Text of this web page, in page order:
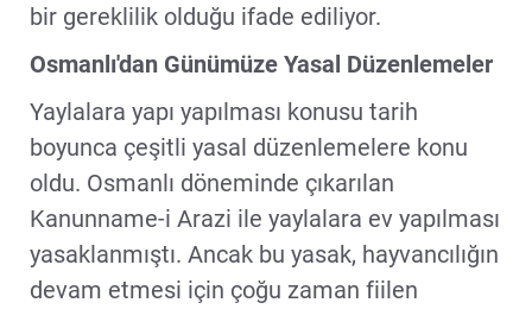
bir gereklilik olduğu ifade ediliyor.
Osmanlı'dan Günümüze Yasal Düzenlemeler
Yaylalara yapı yapılması konusu tarih
boyunca çeşitli yasal düzenlemelere konu
oldu. Osmanlı döneminde çıkarılan
Kanunname-i Arazi ile yaylalara ev yapılması
yasaklanmıştı. Ancak bu yasak, hayvancılığın
devam etmesi için çoğu zaman fiilen